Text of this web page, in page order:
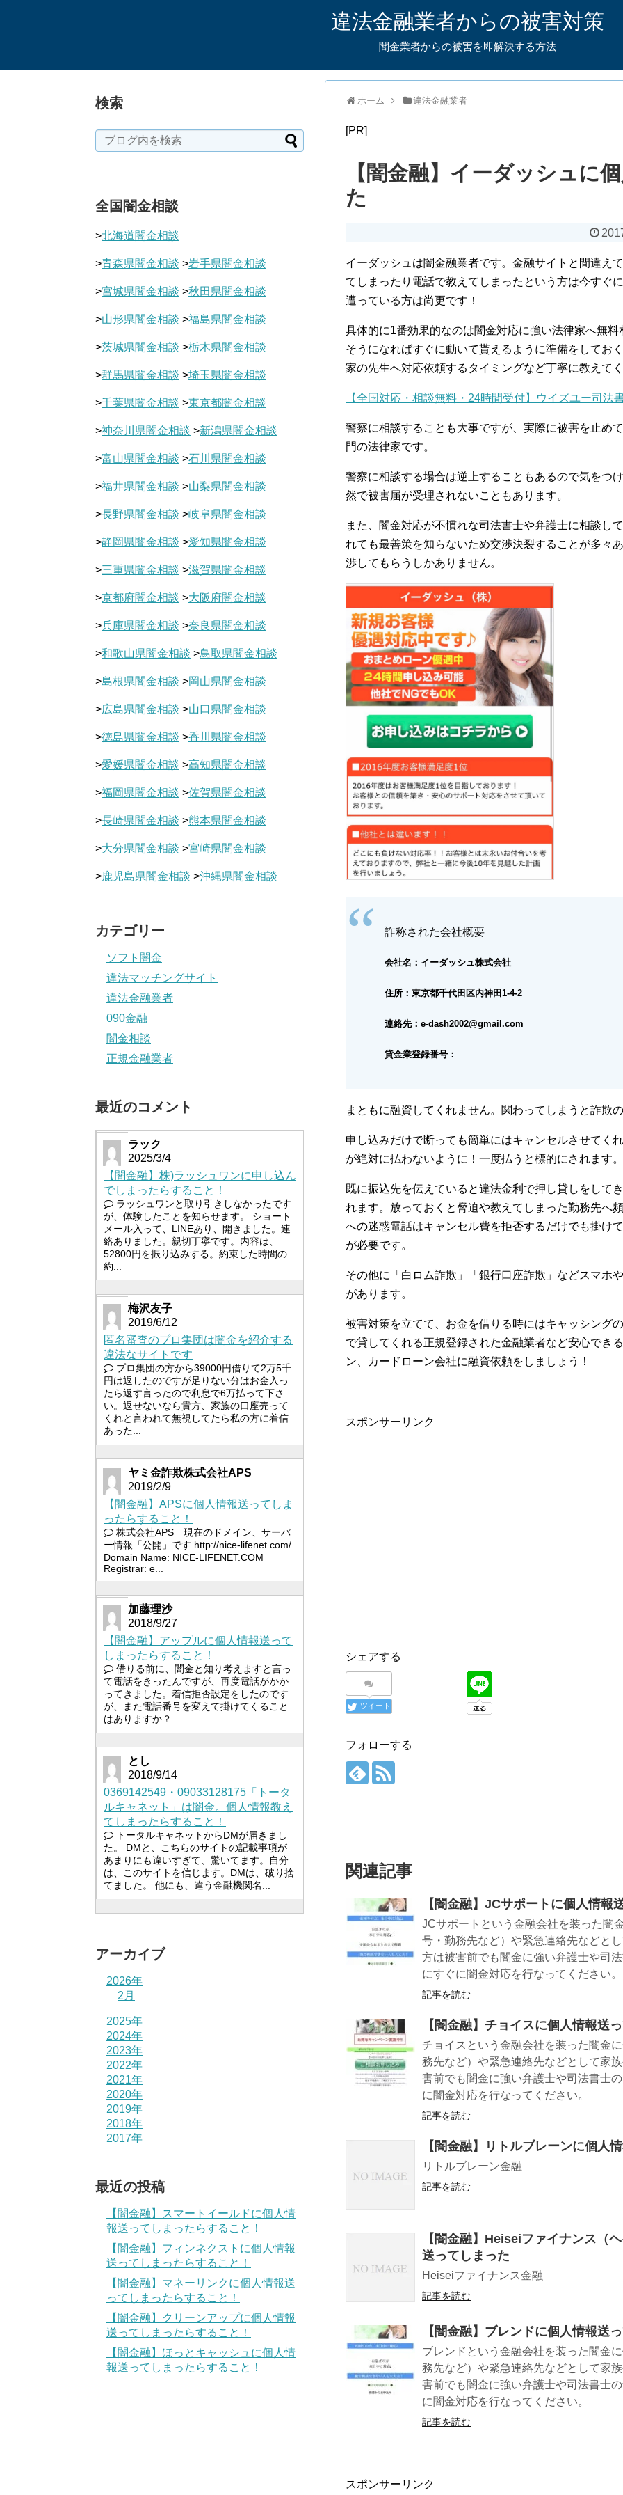
違法金融業者からの被害対策
闇金業者からの被害を即解決する方法
ホーム 違法金融業者
[PR]
【闇金融】イーダッシュに
た
イーダッシュは闇金融業者です。金融サイトと間違え
てしまったり電話で教えてしまったという方は今すぐ
遭っている方は尚更です！
具体的に1番効果的なのは闇金対応に強い法律家へ無
そうになればすぐに動いて貰えるように準備をしてお
家の先生へ対応依頼するタイミングなど丁寧に教えてく
【全国対応・相談無料・24時間受付】ウイズユー司法
警察に相談することも大事ですが、実際に被害を止め
門の法律家です。
警察に相談する場合は逆上することもあるので気をつ
然で被害届が受理されないこともあります。
また、闇金対応が不慣れな司法書士や弁護士に相談し
れても最善策を知らないため交渉決裂することが多々
渉してもらうしかありません。
詐称された会社概要
会社名：イーダッシュ株式会社
住所：東京都千代田区内神田1-4-2
連絡先：e-dash2002@gmail.com
貸金業登録番号：
まともに融資してくれません。関わってしまうと詐欺
申し込みだけで断っても簡単にはキャンセルさせてく
が絶対に払わないように！一度払うと標的にされます。
既に振込先を伝えていると違法金利で押し貸しをして
れます。放っておくと脅迫や教えてしまった勤務先へ
への迷惑電話はキャンセル費を拒否するだけでも掛け
が必要です。
その他に「白ロム詐欺」「銀行口座詐欺」などスマホ
があります。
被害対策を立てて、お金を借りる時にはキャッシング
で貸してくれる正規登録された金融業者など安心でき
ン、カードローン会社に融資依頼をしましょう！
スポンサーリンク
シェアする
ツイート
フォローする
関連記事
【闇金融】JCサポートに個人情報
JCサポートという金融会社を装った闇
号・勤務先など）や緊急連絡先などと
方は被害前でも闇金に強い弁護士や司
にすぐに闇金対応を行なってください。
記事を読む
【闇金融】チョイスに個人情報送
チョイスという金融会社を装った闇金
務先など）や緊急連絡先などとして家
害前でも闇金に強い弁護士や司法書士
に闇金対応を行なってください。
記事を読む
【闇金融】リトルブレーンに個人
リトルブレーン金融
記事を読む
【闇金融】Heiseiファイナンス（
送ってしまった
Heiseiファイナンス金融
記事を読む
【闇金融】ブレンドに個人情報送
ブレンドという金融会社を装った闇金
務先など）や緊急連絡先などとして家
害前でも闇金に強い弁護士や司法書士
に闇金対応を行なってください。
記事を読む
スポンサーリンク
検索
全国闇金相談
>北海道闇金相談
>青森県闇金相談 >岩手県闇金相談
>宮城県闇金相談 >秋田県闇金相談
>山形県闇金相談 >福島県闇金相談
>茨城県闇金相談 >栃木県闇金相談
>群馬県闇金相談 >埼玉県闇金相談
>千葉県闇金相談 >東京都闇金相談
>神奈川県闇金相談 >新潟県闇金相談
>富山県闇金相談 >石川県闇金相談
>福井県闇金相談 >山梨県闇金相談
>長野県闇金相談 >岐阜県闇金相談
>静岡県闇金相談 >愛知県闇金相談
>三重県闇金相談 >滋賀県闇金相談
>京都府闇金相談 >大阪府闇金相談
>兵庫県闇金相談 >奈良県闇金相談
>和歌山県闇金相談 >鳥取県闇金相談
>島根県闇金相談 >岡山県闇金相談
>広島県闇金相談 >山口県闇金相談
>徳島県闇金相談 >香川県闇金相談
>愛媛県闇金相談 >高知県闇金相談
>福岡県闇金相談 >佐賀県闇金相談
>長崎県闇金相談 >熊本県闇金相談
>大分県闇金相談 >宮崎県闇金相談
>鹿児島県闇金相談 >沖縄県闇金相談
カテゴリー
ソフト闇金
違法マッチングサイト
違法金融業者
090金融
闇金相談
正規金融業者
最近のコメント
ラック
2025/3/4
【闇金融】株)ラッシュワンに申し込ん
でしまったらすること！
ラッシュワンと取り引きしなかったです
が、体験したことを知らせます。 ショート
メール入って、LINEあり、開きました。連
絡ありました。親切丁寧です。内容は、
52800円を振り込みする。約束した時間の
約...
梅沢友子
2019/6/12
匿名審査のプロ集団は闇金を紹介する
違法なサイトです
プロ集団の方から39000円借りて2万5千
円は返したのですが足りない分はお金入っ
たら返す言ったので利息で6万払って下さ
い。返せないなら貴方、家族の口座売って
くれと言われて無視してたら私の方に着信
あった...
ヤミ金詐欺株式会社APS
2019/2/9
【闇金融】APSに個人情報送ってしま
ったらすること！
株式会社APS 現在のドメイン、サーバ
ー情報「公開」です http://nice-lifenet.com/
Domain Name: NICE-LIFENET.COM
Registrar: e...
加藤理沙
2018/9/27
【闇金融】アップルに個人情報送って
しまったらすること！
借りる前に、闇金と知り考えますと言っ
て電話をきったんですが、再度電話がかか
ってきました。着信拒否設定をしたのです
が、また電話番号を変えて掛けてくること
はありますか？
とし
2018/9/14
0369142549・09033128175「トータ
ルキャネット」は闇金。個人情報教え
てしまったらすること！
トータルキャネットからDMが届きまし
た。 DMと、こちらのサイトの記載事項が
あまりにも違いすぎて、驚いてます。自分
は、このサイトを信じます。DMは、破り捨
てました。 他にも、違う金融機関名...
アーカイブ
2026年
2月
2025年
2024年
2023年
2022年
2021年
2020年
2019年
2018年
2017年
最近の投稿
【闇金融】スマートイールドに個人情
報送ってしまったらすること！
【闇金融】フィンネクストに個人情報
送ってしまったらすること！
【闇金融】マネーリンクに個人情報送
ってしまったらすること！
【闇金融】クリーンアップに個人情報
送ってしまったらすること！
【闇金融】ほっとキャッシュに個人情
報送ってしまったらすること！